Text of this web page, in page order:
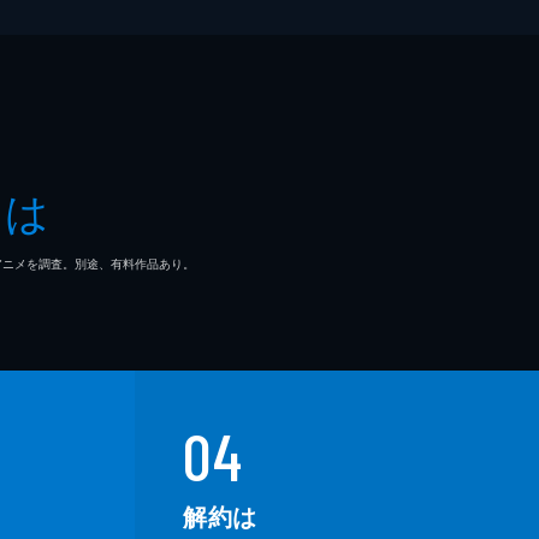
を調査。別途、有料作品あり。
04
解約は